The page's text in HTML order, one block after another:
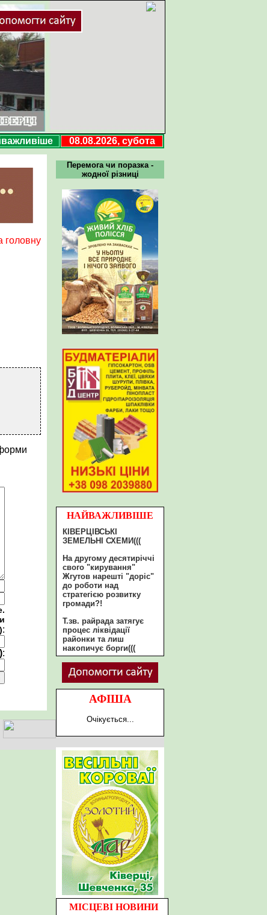
08.08.2026, субота
Перемога чи поразка -
жодної різниці
НАЙВАЖЛИВІШЕ
КІВЕРЦІВСЬКІ
ЗЕМЕЛЬНІ СХЕМИ(((
На другому десятиріччі
свого "кирування"
Жгутов нарешті "доріс"
до роботи над
стратегією розвитку
громади?!
Т.зв. райрада затягує
процес ліквідації
районки та лиш
накопичує борги(((
АФІША
Очікується...
МІСЦЕВІ НОВИНИ
головну
:
: